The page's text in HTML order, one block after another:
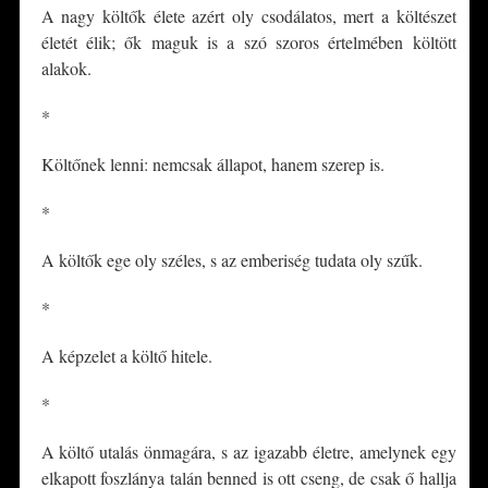
A nagy költők élete azért oly csodálatos, mert a költészet
életét élik; ők maguk is a szó szoros értelmében költött
alakok.
*
Költőnek lenni: nemcsak állapot, hanem szerep is.
*
A költők ege oly széles, s az emberiség tudata oly szűk.
*
A képzelet a költő hitele.
*
A költő utalás önmagára, s az igazabb életre, amelynek egy
elkapott foszlánya talán benned is ott cseng, de csak ő hallja